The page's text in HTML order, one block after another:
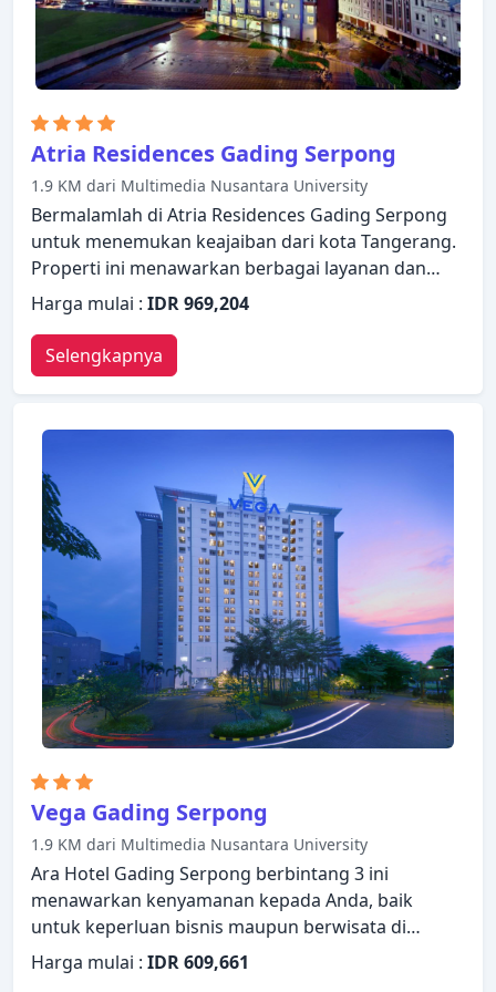
Atria Residences Gading Serpong
1.9 KM dari Multimedia Nusantara University
Bermalamlah di Atria Residences Gading Serpong
untuk menemukan keajaiban dari kota Tangerang.
Properti ini menawarkan berbagai layanan dan
fasilitas yang dirancang untuk memberikan
kenyamanan dan kemudahan kepada para tamu.
Manfaatkan layanan kamar 24 jam, WiFi gratis di
semua kamar, layanan kebersihan harian,
resepsionis 24 jam, Wi-fi di tempat umum yang ada
di properti ini. Televisi layar datar, akses internet -
rokok, AC dapat ditemukan di beberapa pilihan
kamar. Untuk meningkatkan kualitas pengalaman
menginap para tamu, properti ini menawarkan
fasilitas rekreasi seperti lapangan golf (sekitar 3
km), kolam renang luar ruangan, spa, pijat, taman.
Dengan layanan handal dan staf profesional, Atria
Residences Gading Serpong memenuhi kebutuhan
Anda.
Harga mulai : IDR 969,204
Selengkapnya
Vega Gading Serpong
1.9 KM dari Multimedia Nusantara University
Ara Hotel Gading Serpong berbintang 3 ini
menawarkan kenyamanan kepada Anda, baik
untuk keperluan bisnis maupun berwisata di
Tangerang. Properti ini memiliki segala elemen
yang dibutuhkan untuk menginap dengan nyaman.
Harga mulai : IDR 609,661